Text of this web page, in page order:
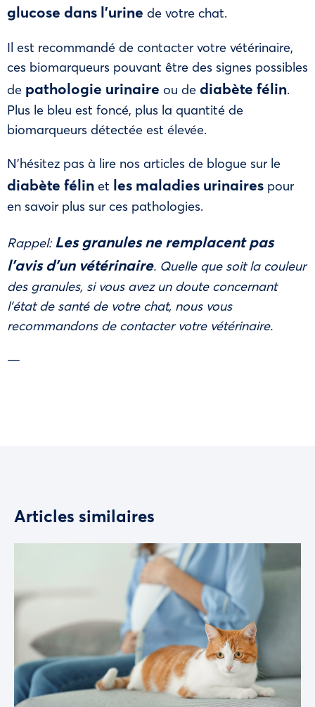
glucose dans l’urine de votre chat.
Il est recommandé de contacter votre vétérinaire,
ces biomarqueurs pouvant être des signes possibles
de pathologie urinaire ou de diabète félin.
Plus le bleu est foncé, plus la quantité de
biomarqueurs détectée est élevée.
N’hésitez pas à lire nos articles de blogue sur le
diabète félin et les maladies urinaires pour
en savoir plus sur ces pathologies.
Rappel: Les granules ne remplacent pas
l’avis d’un vétérinaire. Quelle que soit la couleur
des granules, si vous avez un doute concernant
l’état de santé de votre chat, nous vous
recommandons de contacter votre vétérinaire.
—
Articles similaires